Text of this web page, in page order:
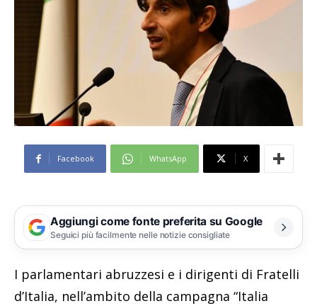
Facebook WhatsApp X
Aggiungi come fonte preferita su Google
Seguici più facilmente nelle notizie consigliate
I parlamentari abruzzesi e i dirigenti di Fratelli
d’Italia, nell’ambito della campagna “Italia